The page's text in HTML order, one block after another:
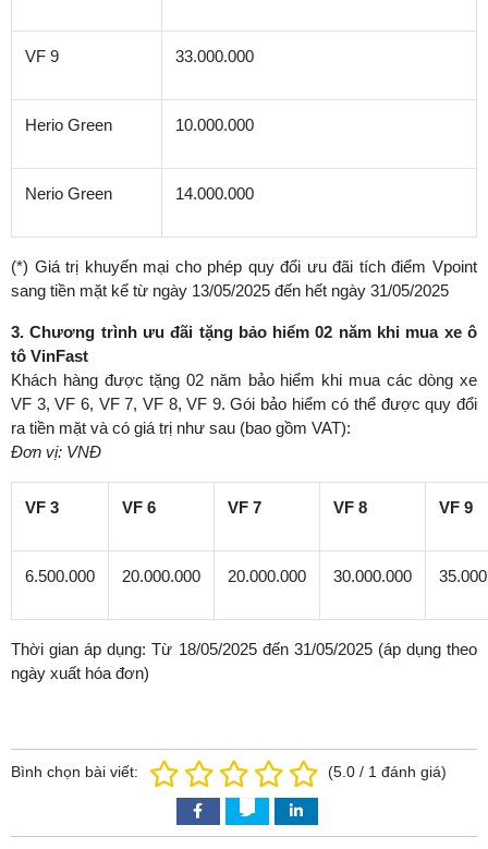
VF 9 33.000.000
Herio Green 10.000.000
Nerio Green 14.000.000
(*) Giá trị khuyến mại cho phép quy đổi ưu đãi tích điểm Vpoint
sang tiền mặt kể từ ngày 13/05/2025 đến hết ngày 31/05/2025
3. Chương trình ưu đãi tặng bảo hiểm 02 năm khi mua xe ô
tô VinFast
Khách hàng được tặng 02 năm bảo hiểm khi mua các dòng xe
VF 3, VF 6, VF 7, VF 8, VF 9. Gói bảo hiểm có thể được quy đổi
ra tiền mặt và có giá trị như sau (bao gồm VAT):
Đơn vị: VNĐ
VF 3 VF 6 VF 7 VF 8 VF 9
6.500.000 20.000.000 20.000.000 30.000.000
Thời gian áp dụng: Từ 18/05/2025 đến 31/05/2025 (áp dụng theo
ngày xuất hóa đơn)
Bình chọn bài viết: (5.0 / 1 đánh giá)